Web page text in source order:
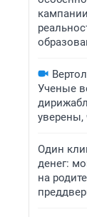
Ученые
уверены,
Один
денег:
на